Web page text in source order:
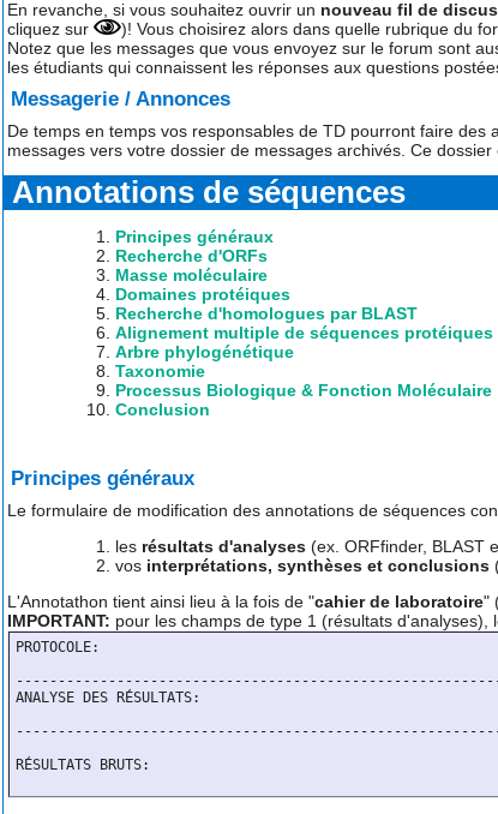
En revanche, si vous souhaitez ouvrir un nouveau fil de
cliquez sur
)! Vous choisirez alors dans quelle rubrique du
Notez que les messages que vous envoyez sur le forum sont
les étudiants qui connaissent les réponses aux questions
Messagerie / Annonces
De temps en temps vos responsables de TD pourront faire
messages vers votre dossier de messages archivés. Ce
Annotations de séquences
Principes généraux
Recherche d'ORFs
Masse moléculaire
Domaines protéiques
Recherche d'homologues par BLAST
Alignement multiple de séquences protéiques
Arbre phylogénétique
Taxonomie
Processus Biologique & Fonction Moléculaire
Conclusion
Principes généraux
Le formulaire de modification des annotations de séquences
les résultats d'analyses (ex. ORFfinder, BLAST
vos interprétations, synthèses et conclusions
L'Annotathon tient ainsi lieu à la fois de "cahier de laboratoire"
IMPORTANT: pour les champs de type 1 (résultats
PROTOCOLE:
ANALYSE DES RÉSULTATS:
RÉSULTATS BRUTS: